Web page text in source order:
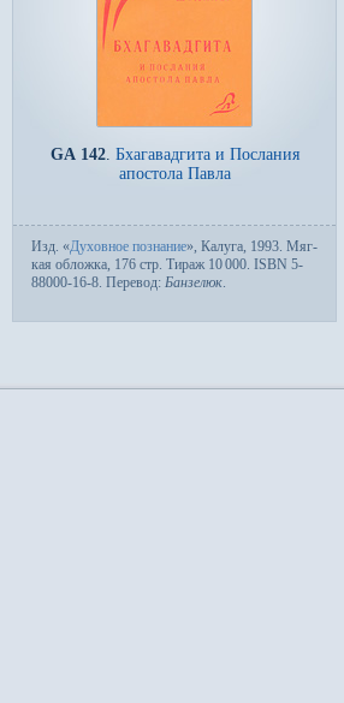
GA 142. Бхагавадгита и Послания
апостола Павла
Изд. «Духовное познание», Калуга, 1993. Мяг­
кая об­лож­ка, 176 стр. Тираж 10000. ISBN 5-
88000-16-8. Пере­вод: Банзелюк.